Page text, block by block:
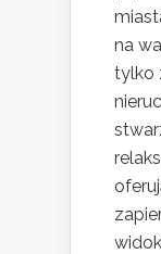
na
tylko